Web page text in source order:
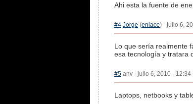
Ahi esta la fuente de
#4 Jorge (enlace) - julio 6,
Lo que sería realmente
esa tecnología y tratara
#5 anv - julio 6, 2010 - 12:34
Laptops, netbooks y